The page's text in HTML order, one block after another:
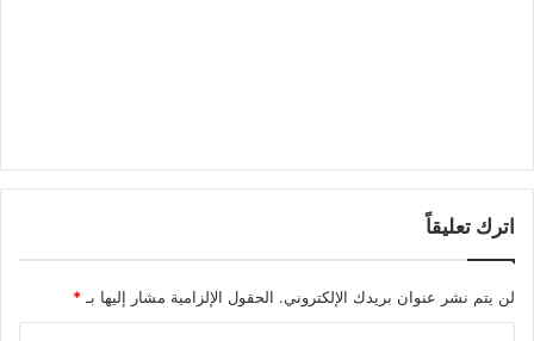
اترك تعليقاً
لن يتم نشر عنوان بريدك الإلكتروني. الحقول الإلزامية مشار إليها بـ *